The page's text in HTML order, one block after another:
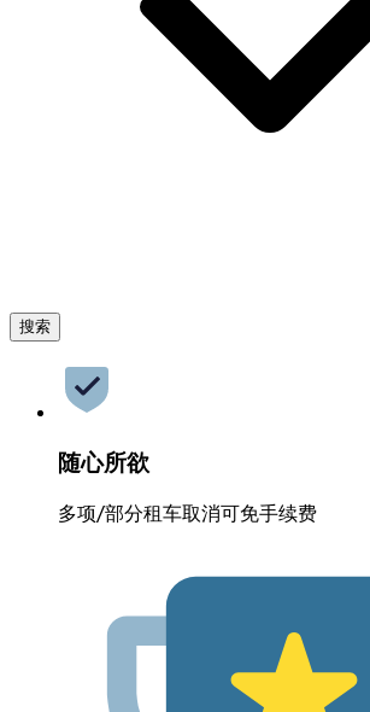
搜索
随心所欲
多项/部分租车取消可免手续费